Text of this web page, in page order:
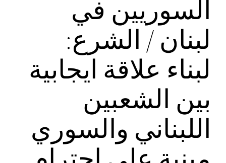
السوريين في
لبنان / الشرع:
لبناء علاقة ايجابية
بين الشعبين
اللبناني والسوري